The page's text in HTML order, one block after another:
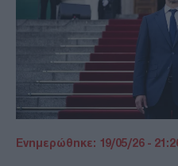
Ενημερώθηκε: 19/05/26 -